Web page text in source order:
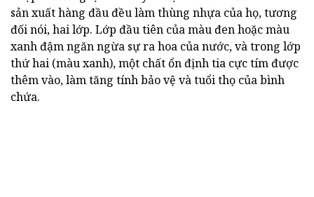
sản xuất hàng đầu đều làm thùng nhựa của họ, tương
đối nói, hai lớp. Lớp đầu tiên của màu đen hoặc màu
xanh đậm ngăn ngừa sự ra hoa của nước, và trong lớp
thứ hai (màu xanh), một chất ổn định tia cực tím được
thêm vào, làm tăng tính bảo vệ và tuổi thọ của bình
chứa.